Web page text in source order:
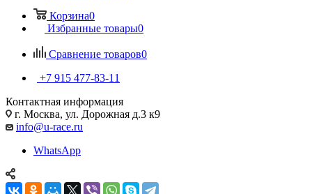
Корзина0
Избранные товары0
Сравнение товаров0
+7 915 477-83-11
Контактная информация
г. Москва, ул. Дорожная д.3 к9
info@u-race.ru
WhatsApp